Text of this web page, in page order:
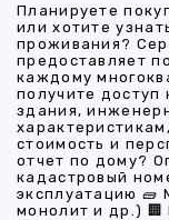
Планируете
или хотите
проживания?
предоставляет
каждому
получите доступ
здания,
стоимость и
отчет по дому?
кадастровый
эксплуатацию 🧱
монолит и др.) 🏢